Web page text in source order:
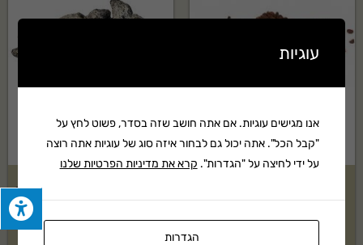
עוגיות
אנו מגישים עוגיות. אם אתה חושב שזה בסדר, פשוט לחץ על
"קבל הכל". אתה יכול גם לבחור איזה סוג של עוגיות אתה רוצה
על ידי לחיצה על "הגדרות". קרא את מדיניות הפרטיות שלנו
הגדרות